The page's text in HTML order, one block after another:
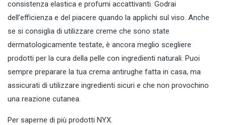
consistenza elastica e profumi accattivanti. Godrai
dell’efficienza e del piacere quando la applichi sul viso. Anche
se si consiglia di utilizzare creme che sono state
dermatologicamente testate, è ancora meglio scegliere
prodotti per la cura della pelle con ingredienti naturali. Puoi
sempre preparare la tua crema antirughe fatta in casa, ma
assicurati di utilizzare ingredienti sicuri e che non provochino
una reazione cutanea.
Per saperne di più prodotti NYX